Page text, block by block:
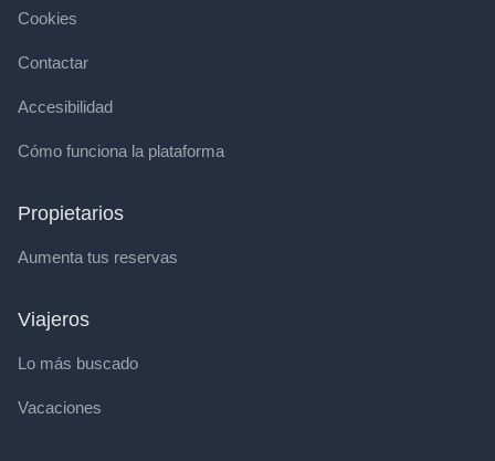
Cookies
Contactar
Accesibilidad
Cómo funciona la plataforma
Propietarios
Aumenta tus reservas
Viajeros
Lo más buscado
Vacaciones